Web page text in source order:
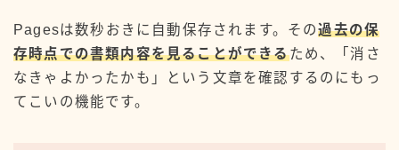
Pagesは数秒おきに自動保存されます。その過去の保
存時点での書類内容を見ることができるため、「消さ
なきゃよかったかも」という文章を確認するのにもっ
てこいの機能です。